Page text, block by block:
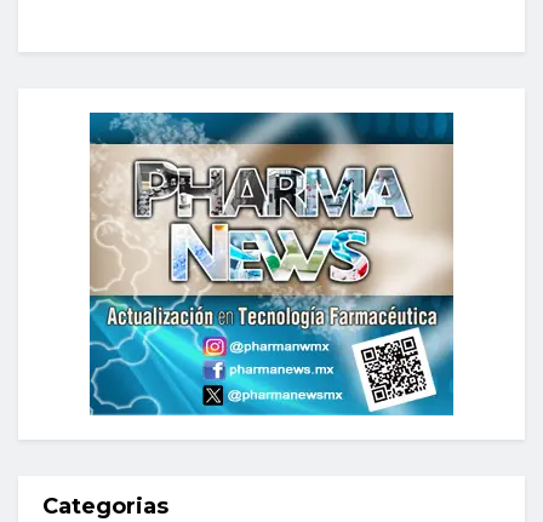
Categorias